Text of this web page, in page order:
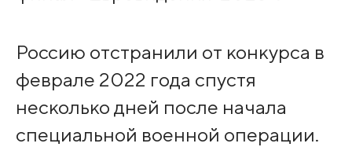
Россию отстранили от конкурса в
феврале 2022 года спустя
несколько дней после начала
специальной военной операции.